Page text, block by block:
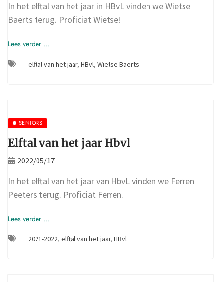
In het elftal van het jaar in HBvL vinden we Wietse
Baerts terug. Proficiat Wietse!
Lees verder ...
elftal van het jaar, HBvl, Wietse Baerts
SENIORS
Elftal van het jaar Hbvl
2022/05/17
In het elftal van het jaar van HbvL vinden we Ferren
Peeters terug. Proficiat Ferren.
Lees verder ...
2021-2022, elftal van het jaar, HBvl